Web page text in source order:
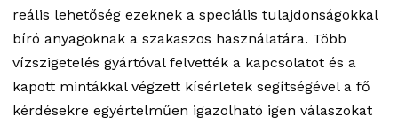
reális lehetőség ezeknek a speciális tulajdonságokkal
bíró anyagoknak a szakaszos használatára. Több
vízszigetelés gyártóval felvették a kapcsolatot és a
kapott mintákkal végzett kísérletek segítségével a fő
kérdésekre egyértelműen igazolható igen válaszokat